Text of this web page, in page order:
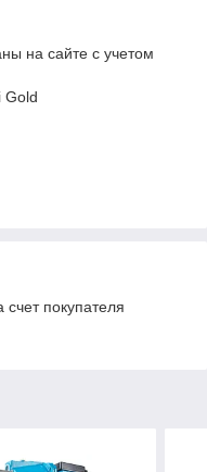
на сайте с учетом
Gold
счет покупателя